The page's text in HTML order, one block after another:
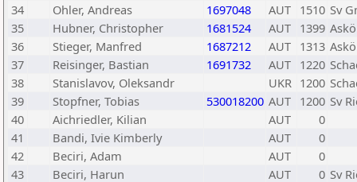
34
Ohler, Andreas 1697048 AUT 1510 Sv
35
Hubner, Christopher 1681524 AUT 1399
36
Stieger, Manfred 1687212 AUT 1313
37
Reisinger, Bastian 1691732 AUT 1220
38
Stanislavov, Oleksandr UKR 1200
39
Stopfner, Tobias 530018200 AUT 1200 Sv
40
Aichriedler, Kilian AUT
0
41
Bandi, Ivie Kimberly AUT
0
42
Beciri, Adam AUT
0
43
Beciri, Harun AUT 0 Sv